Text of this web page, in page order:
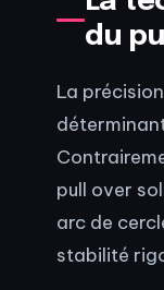
du
La
pull over
arc de
stabilité